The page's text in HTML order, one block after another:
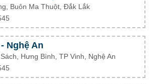
Buôn Ma Thuột, Đắk Lắk
Nghệ An
Hưng Bình, TP Vinh, Nghệ An